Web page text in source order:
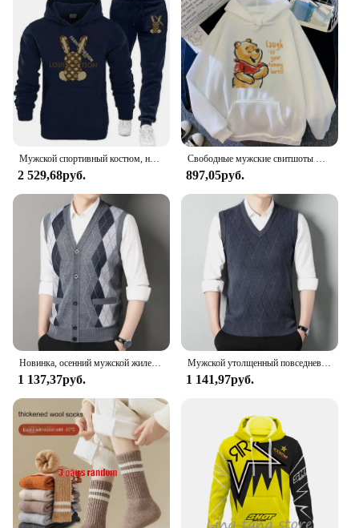
Мужской спортивный костюм, новые теплые комплекты с капюшоном, высококачественный мужской пуловер с капюшоном + спортивные штаны, дизайнерская толстовка в стиле хип-хоп, одежда для бега
2 529,68руб.
Свободные мужские свитшоты Disney с карманами, мультяшный медведь, Винни-Пух, одежда с принтом, мужские худи, популярный пуловер на осень и зиму
897,05руб.
Новинка, осенний мужской жилет, свитер без рукавов, флисовый кардиган, теплый вязаный клетчатый деловой повседневный жакет на пуговицах, мужская одежда
1 137,37руб.
Мужской утолщенный повседневный свитер, майка, осенне-зимняя теплая мужская майка с v-образным вырезом
1 141,97руб.